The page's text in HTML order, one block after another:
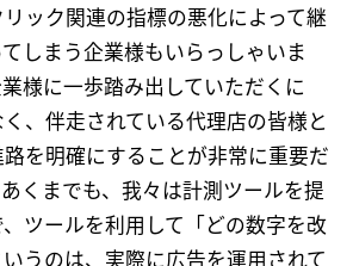
ック関連の指標の悪化によって継
しまう企業様もいらっしゃいま
様に一歩踏み出していただくに
、伴走されている代理店の皆様と
を明確にすることが非常に重要だ
くまでも、我々は計測ツールを提
ツールを利用して「どの数字を改
うのは、実際に広告を運用されて